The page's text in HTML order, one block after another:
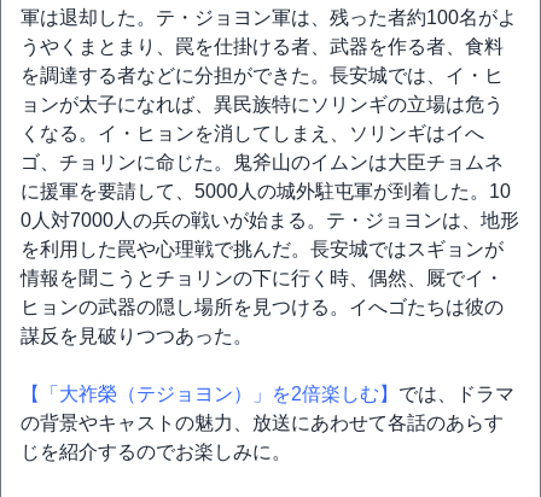
軍は退却した。テ・ジョヨン軍は、残った者約100名がよ
うやくまとまり、罠を仕掛ける者、武器を作る者、食料
を調達する者などに分担ができた。長安城では、イ・ヒ
ョンが太子になれば、異民族特にソリンギの立場は危う
くなる。イ・ヒョンを消してしまえ、ソリンギはイへ
ゴ、チョリンに命じた。鬼斧山のイムンは大臣チョムネ
に援軍を要請して、5000人の城外駐屯軍が到着した。10
0人対7000人の兵の戦いが始まる。テ・ジョヨンは、地形
を利用した罠や心理戦で挑んだ。長安城ではスギョンが
情報を聞こうとチョリンの下に行く時、偶然、厩でイ・
ヒョンの武器の隠し場所を見つける。イへゴたちは彼の
謀反を見破りつつあった。
【「大祚榮（テジョヨン）」を2倍楽しむ】 では、ドラマ
の背景やキャストの魅力、放送にあわせて各話のあらす
じを紹介するのでお楽しみに。